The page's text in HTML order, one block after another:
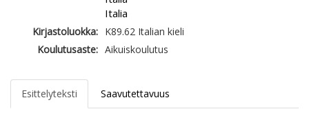
Italia
Kirjastoluokka: K89.62 Italian kieli
Koulutusaste: Aikuiskoulutus
Esittelyteksti Saavutettavuus